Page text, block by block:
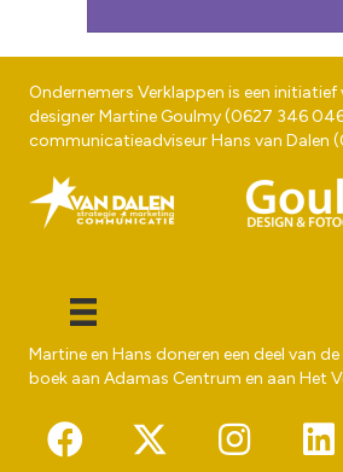
Ondernemers Verklappen is een
designerMartine Goulmy(0627 346
communicatieadviseurHans van Dalen (
Martine en Hans doneren een deel van
boek aan Adamas Centrum en aan Het